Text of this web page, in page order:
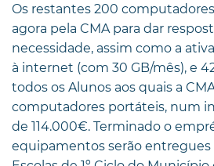
Os restantes 200
agora pela CMA para dar
necessidade, assim como a
à internet (com 30 GB/mês), e
todos os Alunos aos quais a
computadores portáteis, num
de 114.000€. Terminado o
equipamentos serão entregues